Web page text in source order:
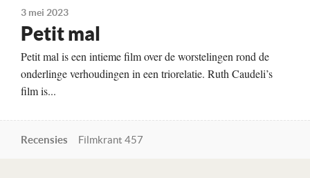
3 mei 2023
Petit mal
Petit mal is een intieme film over de worstelingen rond de
onderlinge verhoudingen in een triorelatie. Ruth Caudeli’s
film is...
Recensies Filmkrant 457